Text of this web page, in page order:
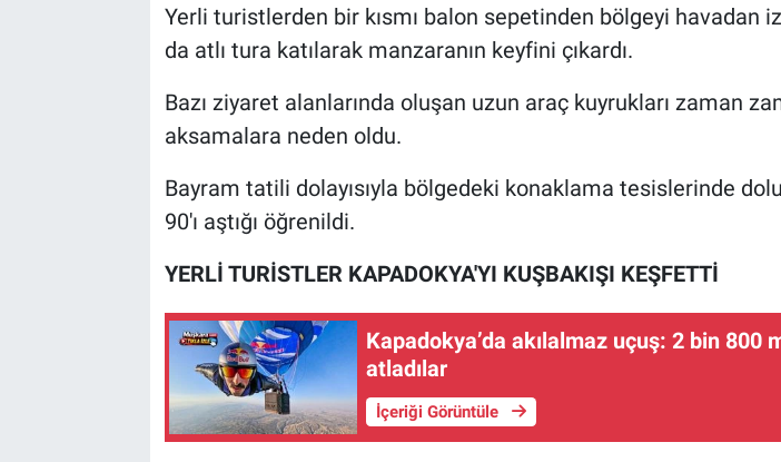
Yerli turistlerden bir kısmı balon sepetinden bölgeyi havadan
da atlı tura katılarak manzaranın keyfini çıkardı.
Bazı ziyaret alanlarında oluşan uzun araç kuyrukları zaman
aksamalara neden oldu.
Bayram tatili dolayısıyla bölgedeki konaklama tesislerinde
90'ı aştığı öğrenildi.
YERLİ TURİSTLER KAPADOKYA'YI KUŞBAKIŞI KEŞFETTİ
Kapadokya’da akılalmaz uçuş: 2 bin 800
atladılar
İçeriği Görüntüle